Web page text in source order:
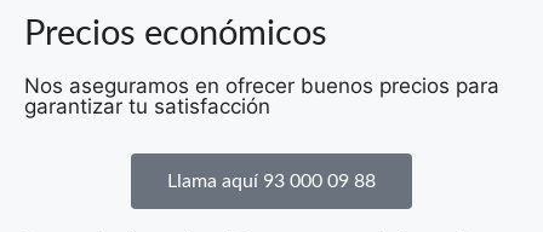
Precios económicos
Nos aseguramos en ofrecer buenos precios para
garantizar tu satisfacción
Llama aquí 93 000 09 88